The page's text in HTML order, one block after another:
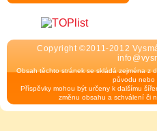
Copyright ©2011-2012
Obsah těchto stránek se skládá zejména z
původu nebo
Příspěvky mohou být určeny k dalšímu
změnu obsahu a schválení či